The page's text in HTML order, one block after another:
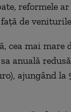
reformele
de
cea mai
anuală
ajungând la